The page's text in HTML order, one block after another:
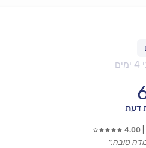
דעת
4.00
טובה.״